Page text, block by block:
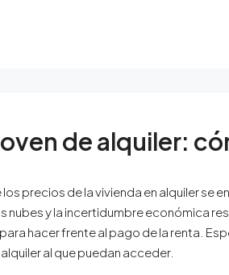
de alquiler:
precios de la vivienda en alquiler se
nubes y la incertidumbre económica
hacer frente al pago de la renta.
al que puedan acceder.